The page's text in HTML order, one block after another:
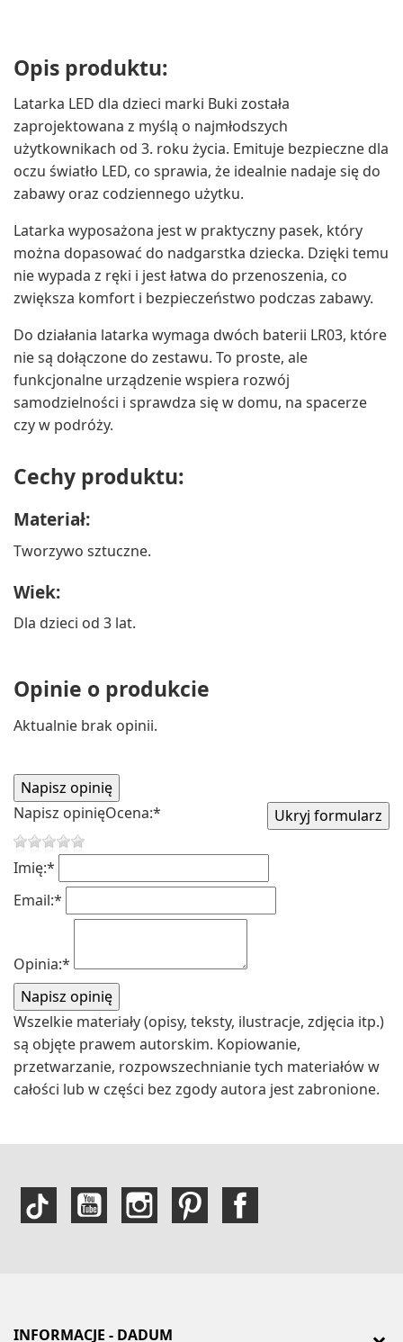
Opis produktu:
Latarka LED dla dzieci marki Buki została
zaprojektowana z myślą o najmłodszych
użytkownikach od 3. roku życia. Emituje bezpieczne dla
oczu światło LED, co sprawia, że idealnie nadaje się do
zabawy oraz codziennego użytku.
Latarka wyposażona jest w praktyczny pasek, który
można dopasować do nadgarstka dziecka. Dzięki temu
nie wypada z ręki i jest łatwa do przenoszenia, co
zwiększa komfort i bezpieczeństwo podczas zabawy.
Do działania latarka wymaga dwóch baterii LR03, które
nie są dołączone do zestawu. To proste, ale
funkcjonalne urządzenie wspiera rozwój
samodzielności i sprawdza się w domu, na spacerze
czy w podróży.
Cechy produktu:
Materiał:
Tworzywo sztuczne.
Wiek:
Dla dzieci od 3 lat.
Opinie o produkcie
Aktualnie brak opinii.
Napisz opinięOcena:*
Imię:*
Email:*
Opinia:*
Wszelkie materiały (opisy, teksty, ilustracje, zdjęcia itp.)
są objęte prawem autorskim. Kopiowanie,
przetwarzanie, rozpowszechnianie tych materiałów w
całości lub w części bez zgody autora jest zabronione.
INFORMACJE - DADUM